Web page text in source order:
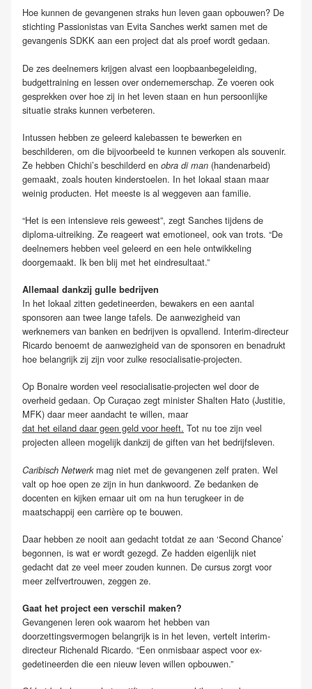
Hoe kunnen de gevangenen straks hun leven gaan opbouwen? De
stichting Passionistas van Evita Sanches werkt samen met de
gevangenis SDKK aan een project dat als proef wordt gedaan.
De zes deelnemers krijgen alvast een loopbaanbegeleiding,
budgettraining en lessen over ondernemerschap. Ze voeren ook
gesprekken over hoe zij in het leven staan en hun persoonlijke
situatie straks kunnen verbeteren.
Intussen hebben ze geleerd kalebassen te bewerken en
beschilderen, om die bijvoorbeeld te kunnen verkopen als souvenir.
Ze hebben Chichi’s beschilderd en obra di man (handenarbeid)
gemaakt, zoals houten kinderstoelen. In het lokaal staan maar
weinig producten. Het meeste is al weggeven aan familie.
“Het is een intensieve reis geweest”, zegt Sanches tijdens de
diploma-uitreiking. Ze reageert wat emotioneel, ook van trots. “De
deelnemers hebben veel geleerd en een hele ontwikkeling
doorgemaakt. Ik ben blij met het eindresultaat.”
Allemaal dankzij gulle bedrijven
In het lokaal zitten gedetineerden, bewakers en een aantal
sponsoren aan twee lange tafels. De aanwezigheid van
werknemers van banken en bedrijven is opvallend. Interim-directeur
Ricardo benoemt de aanwezigheid van de sponsoren en benadrukt
hoe belangrijk zij zijn voor zulke resocialisatie-projecten.
Op Bonaire worden veel resocialisatie-projecten wel door de
overheid gedaan. Op Curaçao zegt minister Shalten Hato (Justitie,
MFK) daar meer aandacht te willen, maar
dat het eiland daar geen geld voor heeft. Tot nu toe zijn veel
projecten alleen mogelijk dankzij de giften van het bedrijfsleven.
Caribisch Netwerkmag niet met de gevangenen zelf praten. Wel
valt op hoe open ze zijn in hun dankwoord. Ze bedanken de
docenten en kijken ernaar uit om na hun terugkeer in de
maatschappij een carrière op te bouwen.
Daar hebben ze nooit aan gedacht totdat ze aan ‘Second Chance’
begonnen, is wat er wordt gezegd. Ze hadden eigenlijk niet
gedacht dat ze veel meer zouden kunnen. De cursus zorgt voor
meer zelfvertrouwen, zeggen ze.
Gaat het project een verschil maken?
Gevangenen leren ook waarom het hebben van
doorzettingsvermogen belangrijk is in het leven, vertelt interim-
directeur Richenald Ricardo. “Een onmisbaar aspect voor ex-
gedetineerden die een nieuw leven willen opbouwen.”